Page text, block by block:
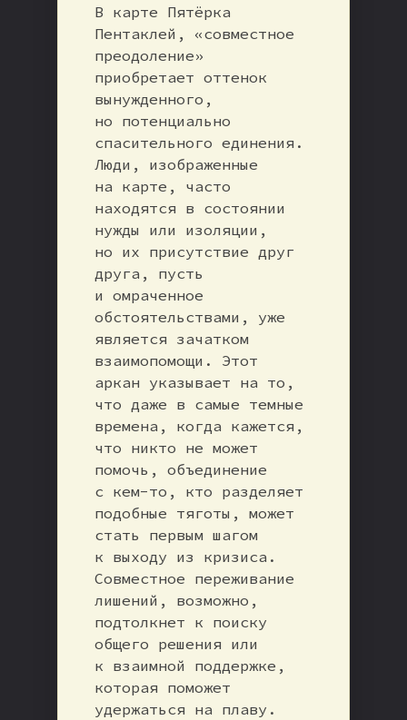
В карте Пятёрка
Пентаклей, «совместное
преодоление»
приобретает оттенок
вынужденного,
но потенциально
спасительного единения.
Люди, изображенные
на карте, часто
находятся в состоянии
нужды или изоляции,
но их присутствие друг
друга, пусть
и омраченное
обстоятельствами, уже
является зачатком
взаимопомощи. Этот
аркан указывает на то,
что даже в самые темные
времена, когда кажется,
что никто не может
помочь, объединение
с кем-то, кто разделяет
подобные тяготы, может
стать первым шагом
к выходу из кризиса.
Совместное переживание
лишений, возможно,
подтолкнет к поиску
общего решения или
к взаимной поддержке,
которая поможет
удержаться на плаву.